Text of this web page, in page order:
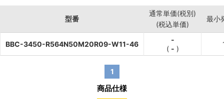
型番
通常単価(税別)
(税込単価)
最小
BBC-3450-R564N50M20R09-W11-46
-
( - )
1
商品仕様